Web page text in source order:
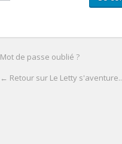
Mot de passe oublié ?
← Retour sur Le Letty s'aventure..